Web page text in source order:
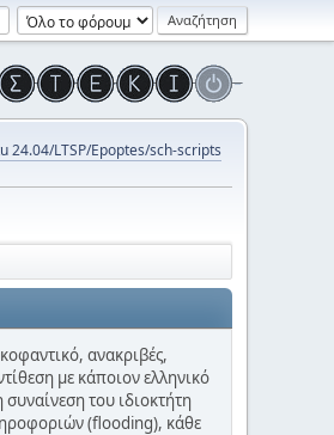
24.04/LTSP/Epoptes/sch-scripts
ανακριβές,
με κάποιον ελληνικό
του ιδιοκτήτη
(flooding), κάθε